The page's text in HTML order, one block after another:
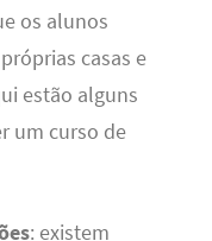
os alunos
casas e
estão alguns
um curso de
: existem